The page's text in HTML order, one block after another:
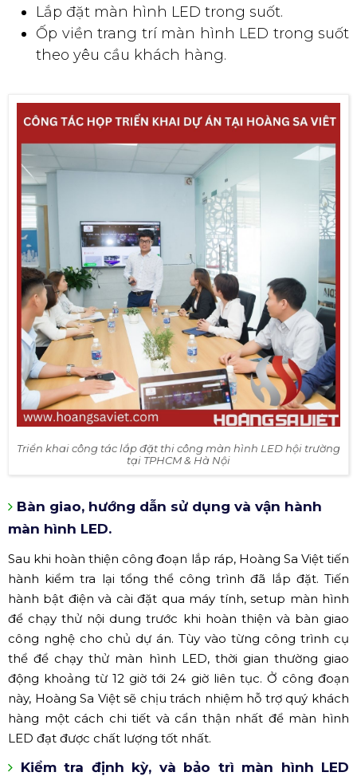
Lắp đặt màn hình LED trong suốt.
Ốp viền trang trí màn hình LED trong suốt
theo yêu cầu khách hàng.
Triển khai công tác lắp đặt thi công màn hình LED hội trường
tại TPHCM & Hà Nội
Bàn giao, hướng dẫn sử dụng và vận hành
màn hình LED.
Sau khi hoàn thiện công đoạn lắp ráp, Hoàng Sa Việt tiến
hành kiểm tra lại tổng thể công trình đã lắp đặt. Tiến
hành bật điện và cài đặt qua máy tính, setup màn hình
để chạy thử nội dung trước khi hoàn thiện và bàn giao
công nghệ cho chủ dự án. Tùy vào từng công trình cụ
thể để chạy thử màn hình LED, thời gian thường giao
động khoảng từ 12 giờ tới 24 giờ liên tục. Ở công đoạn
này, Hoàng Sa Việt sẽ chịu trách nhiệm hỗ trợ quý khách
hàng một cách chi tiết và cẩn thận nhất để màn hình
LED đạt được chất lượng tốt nhất.
Kiểm tra định kỳ, và bảo trì màn hình LED